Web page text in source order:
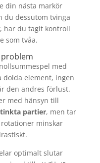
din nästa markör
du dessutom tvinga
, har du tagit kontroll
som tvåa.
med
dolda element, ingen
den andres förlust.
med hänsyn till
partier, men tar
minskar
optimalt slutar